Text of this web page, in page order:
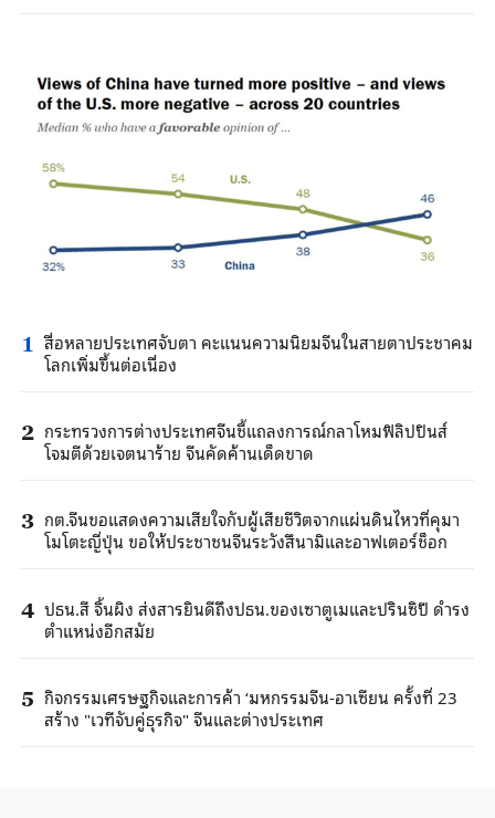
1 สื่อหลายประเทศจับตา คะแนนความนิยมจีนในสายตาประชาคม
โลกเพิ่มขึ้นต่อเนื่อง
2 กระทรวงการต่างประเทศจีนชี้แถลงการณ์กลาโหมฟิลิปปินส์
โจมตีด้วยเจตนาร้าย จีนคัดค้านเด็ดขาด
3 กต.จีนขอแสดงความเสียใจกับผู้เสียชีวิตจากแผ่นดินไหวที่คุมา
โมโตะญี่ปุ่น ขอให้ประชาชนจีนระวังสึนามิและอาฟเตอร์ช็อก
4 ปธน.สี จิ้นผิง ส่งสารยินดีถึงปธน.ของเซาตูเมและปรินซิปี ดำรง
ตำแหน่งอีกสมัย
5 กิจกรรมเศรษฐกิจและการค้า ‘มหกรรมจีน-อาเซียน ครั้งที่ 23
สร้าง "เวทีจับคู่ธุรกิจ" จีนและต่างประเทศ